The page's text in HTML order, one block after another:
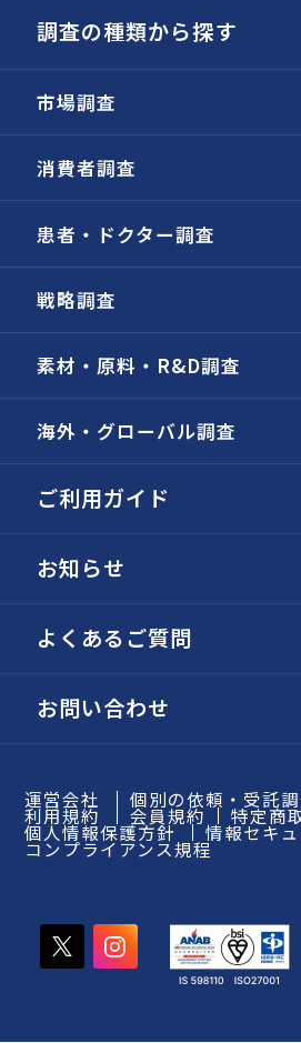
調査の種類から探す
市場調査
消費者調査
患者・ドクター調査
戦略調査
素材・原料・R&D調査
海外・グローバル調査
ご利用ガイド
お知らせ
よくあるご質問
お問い合わせ
運営会社 個別の依頼・受託
利用規約 会員規約 特定商
個人情報保護方針 情報セキ
コンプライアンス規程